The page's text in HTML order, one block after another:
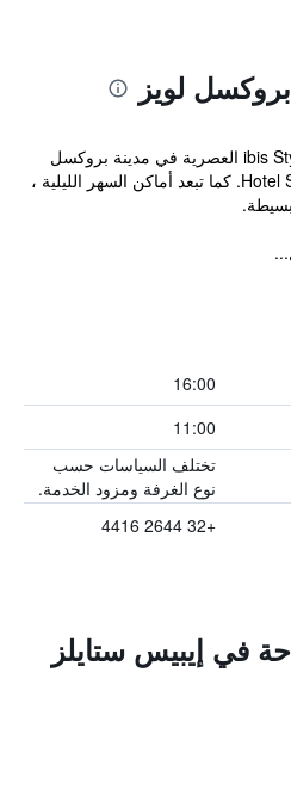
لويز
تقع ibis Styles Hotel Brussels Louise العصرية في مدينة بروكسل
ضمن مسافة خطوات من Hotel Solvay. كما تبعد أماكن السهر الليلية ،
16:00
11:00
تختلف السياسات حسب
نوع الغرفة ومزود الخدمة.
+32 2644 4416
في إيبيس ستايلز